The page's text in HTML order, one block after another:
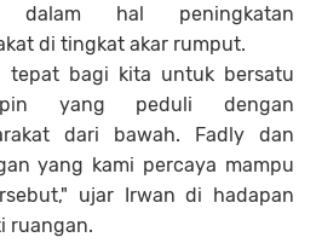
dalam hal peningkatan
di tingkat akar rumput.
tepat bagi kita untuk bersatu
yang peduli dengan
dari bawah. Fadly dan
yang kami percaya mampu
ujar Irwan di hadapan
ruangan.